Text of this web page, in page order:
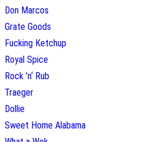
Don Marcos
Grate Goods
Fucking Ketchup
Royal Spice
Rock ’n‘ Rub
Traeger
Dollie
Sweet Home Alabama